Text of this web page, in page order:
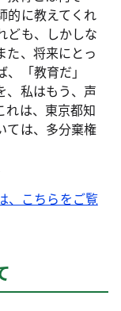
的に教えてくれ
ども、しかしな
た、将来にとっ
「教育だ」
、私はもう、声
れは、東京都知
ては、多分棄権
、こちらをご覧